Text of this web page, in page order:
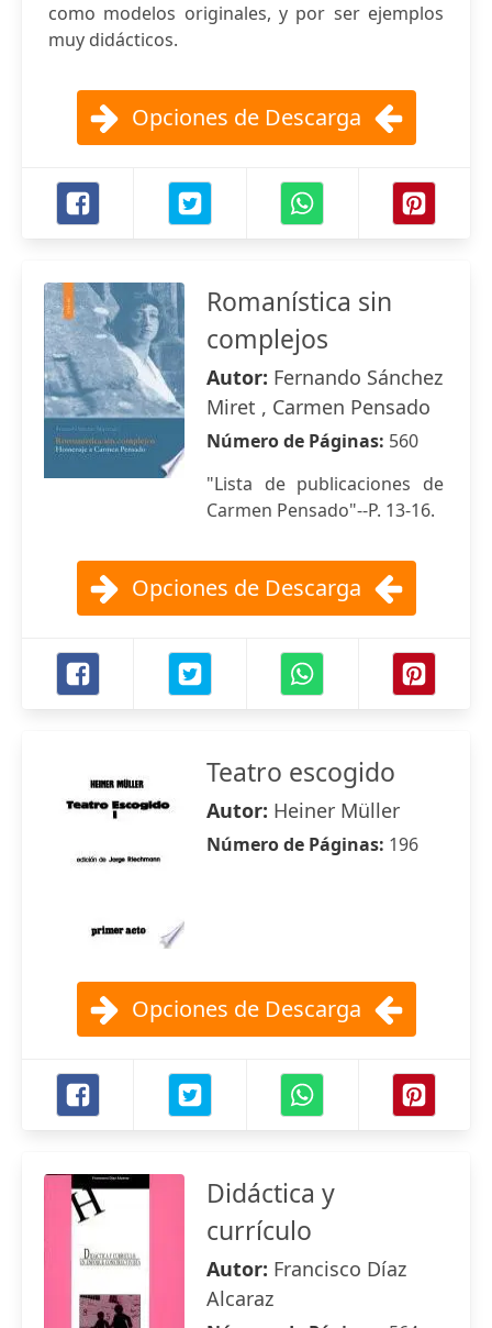
como modelos originales, y por ser ejemplos
muy didácticos.
Opciones de Descarga
Romanística sin
complejos
Autor: Fernando Sánchez
Miret , Carmen Pensado
Número de Páginas: 560
"Lista de publicaciones de
Carmen Pensado"--P. 13-16.
Opciones de Descarga
Teatro escogido
Autor: Heiner Müller
Número de Páginas: 196
Opciones de Descarga
Didáctica y
currículo
Autor: Francisco Díaz
Alcaraz